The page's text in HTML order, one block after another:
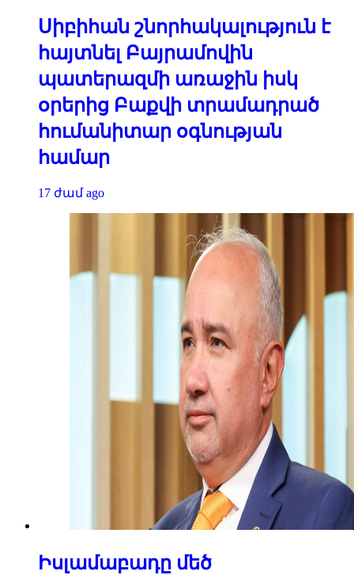
Սիբիհան շնորհակալություն է
հայտնել Բայրամովին
պատերազմի առաջին իսկ
օրերից Բաքվի տրամադրած
հումանիտար օգնության
համար
17 ժամ ago
Իսլամաբադը մեծ